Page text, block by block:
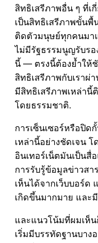
สิทธิเสรีภาพอื่น ๆ ที่เ
เป็นสิทธิเสรีภาพขั้นพื้
ติดตัวมนุษย์ทุกคนมา
ไม่มีรัฐธรรมนูญรับรอ
นี้ — ตรงนี้ต้องย้ำให้ชั
สิทธิเสรีภาพกับเราผ่
มีสิทธิเสรีภาพเหล่านี้
โดยธรรมชาติ.
การเซ็นเซอร์หรือปิด
เหล่านี้อย่างชัดเจน
อินเทอร์เน็ตมันเป็นสื่
การรับรู้ข้อมูลข่าวสา
เห็นได้จากเว็บบอร์ด
เกิดขึ้นมากมาย และ
และแนวโน้มที่ผมเห็
เริ่มมีบรรทัดฐานบา